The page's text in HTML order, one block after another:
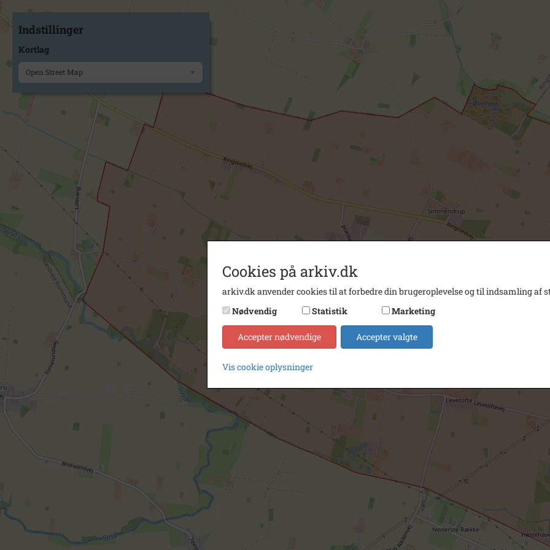
Indstillinger
Kortlag
Open Street Map
Cookies på arkiv.dk
arkiv.dk anvender cookies til at forbedre din brugeroplevelse og til indsamling af
Nødvendig
Statistik Marketing
Accepter nødvendige Accepter valgte
Vis cookie oplysninger